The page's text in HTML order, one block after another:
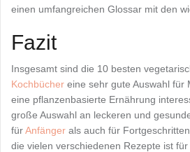
einen umfangreichen Glossar mit den
Fazit
Insgesamt sind die 10 besten
Kochbücher eine sehr gute Auswahl für
eine pflanzenbasierte Ernährung
große Auswahl an leckeren und
fürAnfänger als auch für
die vielen verschiedenen Rezepte ist